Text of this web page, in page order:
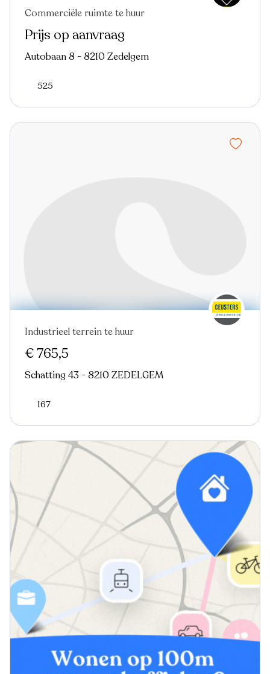
Commerciële ruimte te huur
Prijs op aanvraag
Autobaan 8 - 8210 Zedelgem
525
Industrieel terrein te huur
€ 765,5
Schatting 43 - 8210 ZEDELGEM
167